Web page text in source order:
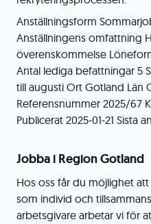
Anställningsform
Anställningens omfattning
överenskommelse
Antal lediga befattningar 5
till augusti Ort Gotland Län
Referensnummer 2025/67
Publicerat 2025-01-21 Sista
Jobba i Region Gotland
Hos oss får du möjlighet
som individ och
arbetsgivare arbetar vi för